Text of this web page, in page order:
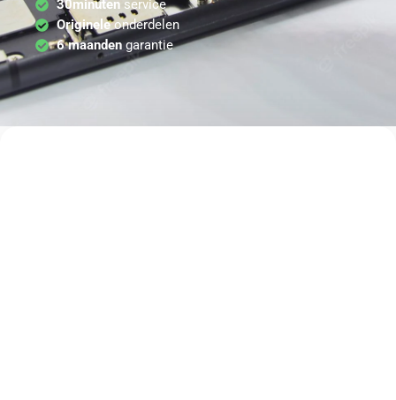
30minutenservice
Origineleonderdelen
6 maandengarantie